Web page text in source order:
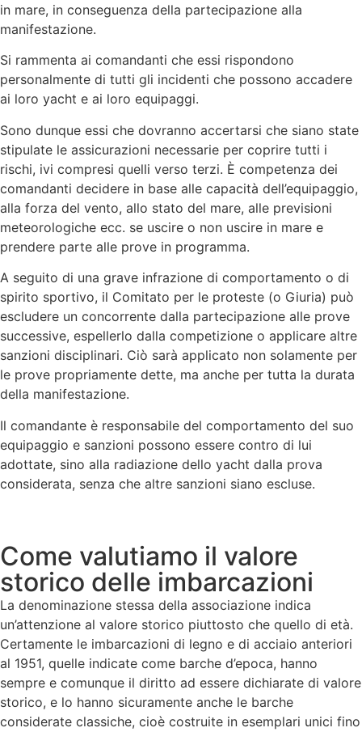
in mare, in conseguenza della partecipazione alla
manifestazione.
Si rammenta ai comandanti che essi rispondono
personalmente di tutti gli incidenti che possono accadere
ai loro yacht e ai loro equipaggi.
Sono dunque essi che dovranno accertarsi che siano state
stipulate le assicurazioni necessarie per coprire tutti i
rischi, ivi compresi quelli verso terzi. È competenza dei
comandanti decidere in base alle capacità dell’equipaggio,
alla forza del vento, allo stato del mare, alle previsioni
meteorologiche ecc. se uscire o non uscire in mare e
prendere parte alle prove in programma.
A seguito di una grave infrazione di comportamento o di
spirito sportivo, il Comitato per le proteste (o Giuria) può
escludere un concorrente dalla partecipazione alle prove
successive, espellerlo dalla competizione o applicare altre
sanzioni disciplinari. Ciò sarà applicato non solamente per
le prove propriamente dette, ma anche per tutta la durata
della manifestazione.
Il comandante è responsabile del comportamento del suo
equipaggio e sanzioni possono essere contro di lui
adottate, sino alla radiazione dello yacht dalla prova
considerata, senza che altre sanzioni siano escluse.
Come valutiamo il valore
storico delle imbarcazioni
La denominazione stessa della associazione indica
un’attenzione al valore storico piuttosto che quello di età.
Certamente le imbarcazioni di legno e di acciaio anteriori
al 1951, quelle indicate come barche d’epoca, hanno
sempre e comunque il diritto ad essere dichiarate di valore
storico, e lo hanno sicuramente anche le barche
considerate classiche, cioè costruite in esemplari unici fino